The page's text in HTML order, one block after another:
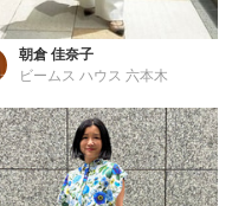
朝倉 佳奈子
ビームス ハウス 六本木